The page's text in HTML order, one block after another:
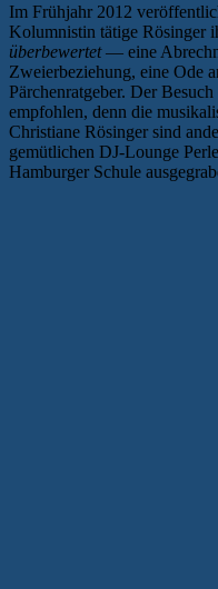
Im Frühjahr 2012
Kolumnistin tätige Rösinger
überbewertet— eine
Zweierbeziehung, eine Ode
Pärchenratgeber. Der
empfohlen, denn die
Christiane Rösinger sind
gemütlichen DJ-Lounge
Hamburger Schule